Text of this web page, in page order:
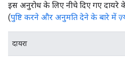
इस अनुरोध के लिए नीचे दिए गए
(पुष्टि करने और अनुमति देने के बारे में
दायरा